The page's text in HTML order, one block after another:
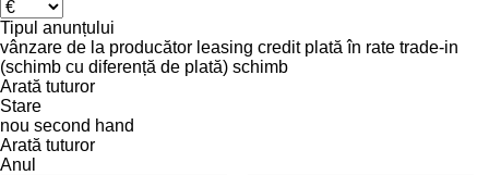
Tipul anunțului
vânzare de la producător leasing credit plată în rate trade-in
(schimb cu diferență de plată) schimb
Arată tuturor
Stare
nou second hand
Arată tuturor
Anul